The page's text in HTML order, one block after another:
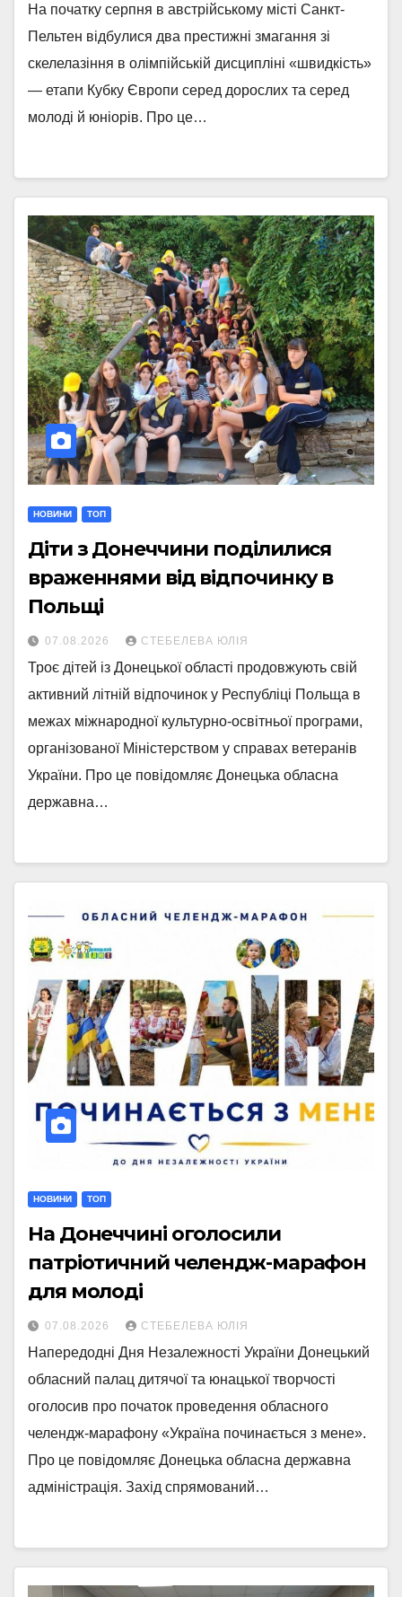
На початку серпня в австрійському місті Санкт-
Пельтен відбулися два престижні змагання зі
скелелазіння в олімпійській дисципліні «швидкість»
— етапи Кубку Європи серед дорослих та серед
молоді й юніорів. Про це…
НОВИНИ ТОП
Діти з Донеччини поділилися
враженнями від відпочинку в
Польщі
07.08.2026 СТЕБЕЛЕВА ЮЛІЯ
Троє дітей із Донецької області продовжують свій
активний літній відпочинок у Республіці Польща в
межах міжнародної культурно-освітньої програми,
організованої Міністерством у справах ветеранів
України. Про це повідомляє Донецька обласна
державна…
НОВИНИ ТОП
На Донеччині оголосили
патріотичний челендж-марафон
для молоді
07.08.2026 СТЕБЕЛЕВА ЮЛІЯ
Напередодні Дня Незалежності України Донецький
обласний палац дитячої та юнацької творчості
оголосив про початок проведення обласного
челендж-марафону «Україна починається з мене».
Про це повідомляє Донецька обласна державна
адміністрація. Захід спрямований…